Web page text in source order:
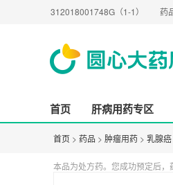
（1-1） 药品经营许可
首页 肝病用药专区
首页 > 药品 > 肿瘤用药 > 乳腺癌
本品为处方药。您成功预定后，